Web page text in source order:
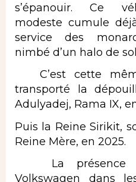
s’épanouir. Ce
modeste cumule
service des
nimbé d’un halo de
C’est cette
transporté la
Adulyadej, Rama IX,
Puis la Reine Sirikit,
Reine Mère, en 2025.
La présence
Volkswagen dans